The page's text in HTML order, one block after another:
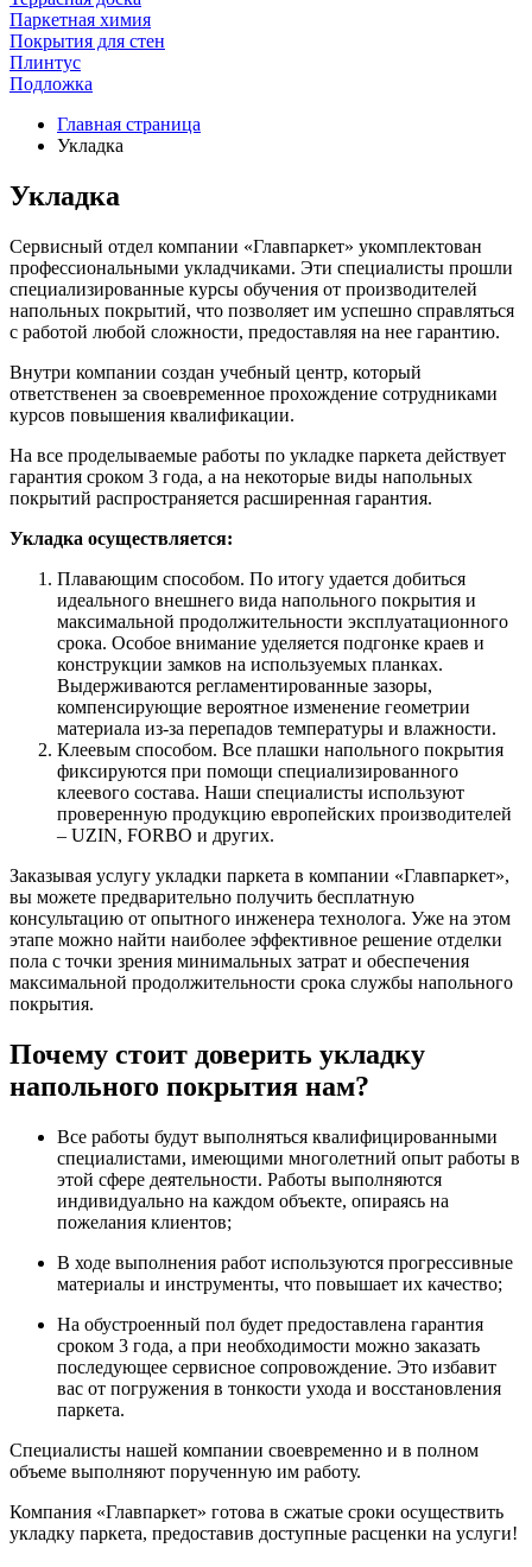
Паркетная химия
Покрытия для стен
Плинтус
Подложка
Главная страница
Укладка
Укладка
Сервисный отдел компании «Главпаркет» укомплектован
профессиональными укладчиками. Эти специалисты прошли
специализированные курсы обучения от производителей
напольных покрытий, что позволяет им успешно справляться
с работой любой сложности, предоставляя на нее гарантию.
Внутри компании создан учебный центр, который
ответственен за своевременное прохождение сотрудниками
курсов повышения квалификации.
На все проделываемые работы по укладке паркета действует
гарантия сроком 3 года, а на некоторые виды напольных
покрытий распространяется расширенная гарантия.
Укладка осуществляется:
Плавающим способом. По итогу удается добиться
идеального внешнего вида напольного покрытия и
максимальной продолжительности эксплуатационного
срока. Особое внимание уделяется подгонке краев и
конструкции замков на используемых планках.
Выдерживаются регламентированные зазоры,
компенсирующие вероятное изменение геометрии
материала из-за перепадов температуры и влажности.
Клеевым способом. Все плашки напольного покрытия
фиксируются при помощи специализированного
клеевого состава. Наши специалисты используют
проверенную продукцию европейских производителей
– UZIN, FORBO и других.
Заказывая услугу укладки паркета в компании «Главпаркет»,
вы можете предварительно получить бесплатную
консультацию от опытного инженера технолога. Уже на этом
этапе можно найти наиболее эффективное решение отделки
пола с точки зрения минимальных затрат и обеспечения
максимальной продолжительности срока службы напольного
покрытия.
Почему стоит доверить укладку
напольного покрытия нам?
Все работы будут выполняться квалифицированными
специалистами, имеющими многолетний опыт работы в
этой сфере деятельности. Работы выполняются
индивидуально на каждом объекте, опираясь на
пожелания клиентов;
В ходе выполнения работ используются прогрессивные
материалы и инструменты, что повышает их качество;
На обустроенный пол будет предоставлена гарантия
сроком 3 года, а при необходимости можно заказать
последующее сервисное сопровождение. Это избавит
вас от погружения в тонкости ухода и восстановления
паркета.
Специалисты нашей компании своевременно и в полном
объеме выполняют порученную им работу.
Компания «Главпаркет» готова в сжатые сроки осуществить
укладку паркета, предоставив доступные расценки на услуги!